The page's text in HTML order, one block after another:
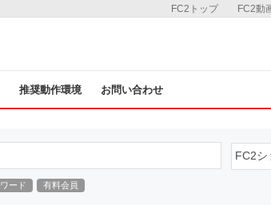
FC2動
FC2トップ
推奨動作環境 お問い合わせ
ード 有料会員